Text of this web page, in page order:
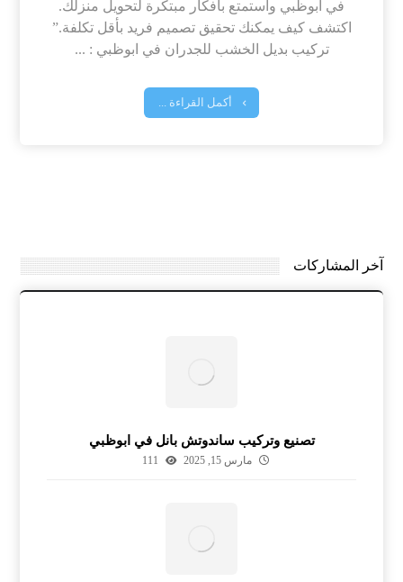
في ابوظبي واستمتع بأفكار مبتكرة لتحويل منزلك.
اكتشف كيف يمكنك تحقيق تصميم فريد بأقل تكلفة.”
تركيب بديل الخشب للجدران في ابوظبي : ...
أكمل القراءة ...
آخر المشاركات
تصنيع وتركيب ساندوتش بانل في ابوظبي
مارس 15, 2025 111